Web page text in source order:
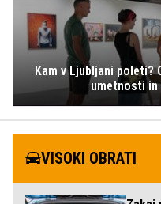
Kam v Ljubljani poleti?
umetnosti in
VISOKI OBRATI